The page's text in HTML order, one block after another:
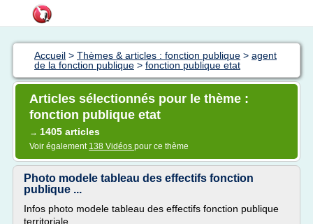
Accueil > Thèmes & articles : fonction publique > agent
de la fonction publique > fonction publique etat
Articles sélectionnés pour le thème :
fonction publique etat
→ 1405 articles
Voir également 138 Vidéos pour ce thème
Photo modele tableau des effectifs fonction
publique ...
Infos photo modele tableau des effectifs fonction publique
territoriale